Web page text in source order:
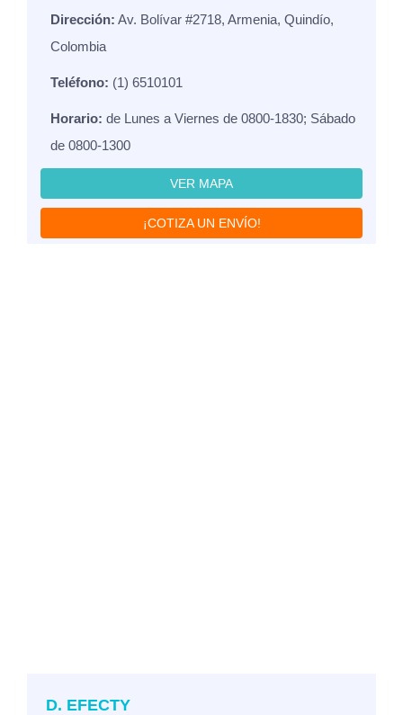
Dirección: Av. Bolívar #2718, Armenia, Quindío,
Colombia
Teléfono: (1) 6510101
Horario: de Lunes a Viernes de 0800-1830; Sábado
de 0800-1300
VER MAPA
¡COTIZA UN ENVÍO!
D. EFECTY